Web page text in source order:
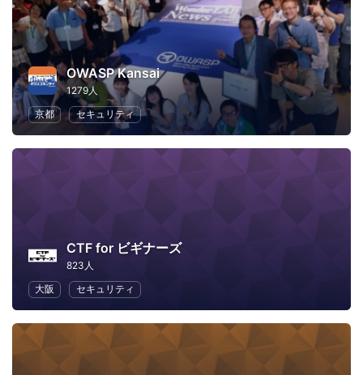
OWASP Kansai
1279人
京都
セキュリティ
CTF for ビギナーズ
823人
大阪
セキュリティ